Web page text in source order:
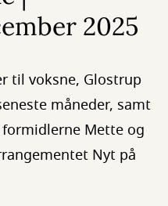
2025
til voksne, Glostrup
måneder, samt
Mette og
Nyt på